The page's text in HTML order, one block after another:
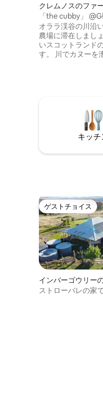
クレムノスのファ
「the cubby」
オララ渓谷の川沿
農場に滞在しまし
いスコットランド
す。 川でカヌーを漕いだり、キャンプフ
ァイヤーを焚いた
空の下でただくつ
田舎の村の静かな
場所にあります。 コフスハーバーとこの
美しい海岸線沿い
で30～40分。 インスタ＆フェイスブッキッチ
ゲストチョイス
ゲストチョイス
インバーゴウリー
ストローバレの家